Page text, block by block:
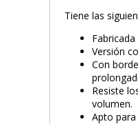
Tiene las
Versión
Con
Resiste
volumen.
Apto